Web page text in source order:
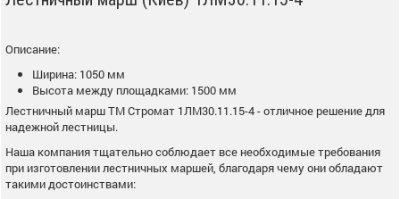
Описание:
Ширина: 1050 мм
Высота между площадками: 1500 мм
Лестничный марш ТМ Стромат 1ЛМ30.11.15-4 - отличное решение для
надежной лестницы.
Наша компания тщательно соблюдает все необходимые требования
при изготовлении лестничных маршей, благодаря чему они обладают
такими достоинствами: